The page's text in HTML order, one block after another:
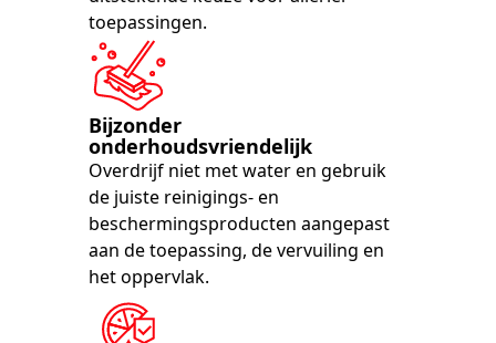
toepassingen.
Bijzonder
onderhoudsvriendelijk
Overdrijf niet met water en gebruik
de juiste reinigings- en
beschermingsproducten aangepast
aan de toepassing, de vervuiling en
het oppervlak.